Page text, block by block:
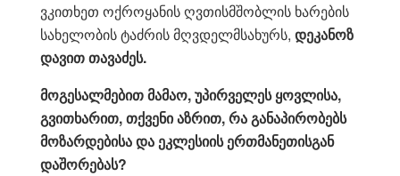
ვკითხეთ ოქროყანის ღვთისმშობლის ხარების
სახელობის ტაძრის მღვდელმსახურს, დეკანოზ
დავით თავაძეს.
მოგესალმებით მამაო, უპირველეს ყოვლისა,
გვითხარით, თქვენი აზრით, რა განაპირობებს
მოზარდებისა და ეკლესიის ერთმანეთისგან
დაშორებას?